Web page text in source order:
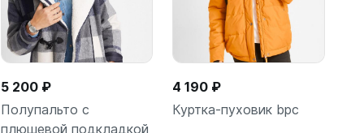
5 200 ₽
Полупальто с
плюшевой подкладкой
4 190 ₽
Куртка-пуховик bpc